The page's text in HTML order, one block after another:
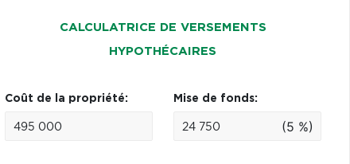
CALCULATRICE DE VERSEMENTS
HYPOTHÉCAIRES
Coût de la propriété: Mise de fonds:
(5 %)